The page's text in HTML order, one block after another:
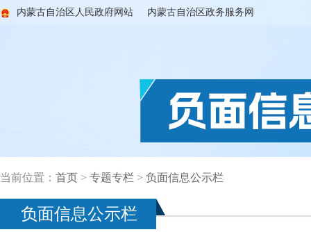
内蒙古自治区人民政府网站 内蒙古自治区政务服务网
当前位置： 首页 > 专题专栏 > 负面信息公示栏
负面信息公示栏